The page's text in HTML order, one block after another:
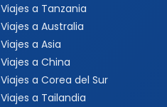
Viajes a Tanzania
Viajes a Australia
Viajes a Asia
Viajes a China
Viajes a Corea del Sur
Viajes a Tailandia